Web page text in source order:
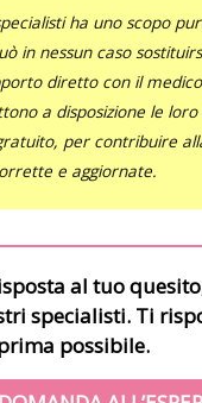
ha uno scopo
in nessun caso
diretto con il
a disposizione le loro
per contribuire
e aggiornate.
al tuo
specialisti. Ti
possibile.